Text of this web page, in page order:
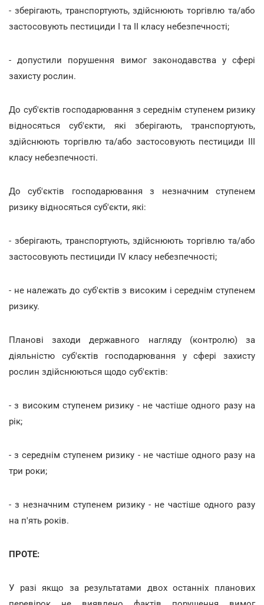
- зберігають, транспортують, здійснюють торгівлю та/або
застосовують пестициди I та II класу небезпечності;
- допустили порушення вимог законодавства у сфері
захисту рослин.
До суб'єктів господарювання з середнім ступенем ризику
відносяться суб'єкти, які зберігають, транспортують,
здійснюють торгівлю та/або застосовують пестициди III
класу небезпечності.
До суб'єктів господарювання з незначним ступенем
ризику відносяться суб'єкти, які:
- зберігають, транспортують, здійснюють торгівлю та/або
застосовують пестициди IV класу небезпечності;
- не належать до суб'єктів з високим і середнім ступенем
ризику.
Планові заходи державного нагляду (контролю) за
діяльністю суб'єктів господарювання у сфері захисту
рослин здійснюються щодо суб'єктів:
- з високим ступенем ризику - не частіше одного разу на
рік;
- з середнім ступенем ризику - не частіше одного разу на
три роки;
- з незначним ступенем ризику - не частіше одного разу
на п'ять років.
ПРОТЕ:
У разі якщо за результатами двох останніх планових